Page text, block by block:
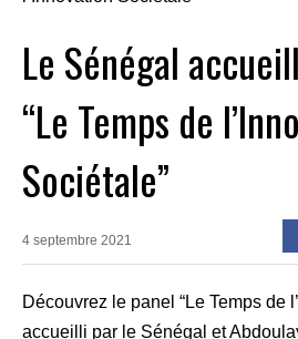
Le Sénégal
“Le Temps de
Sociétale”
4 septembre 2021
Découvrez le panel “Le Temps de
accueilli par le Sénégal et